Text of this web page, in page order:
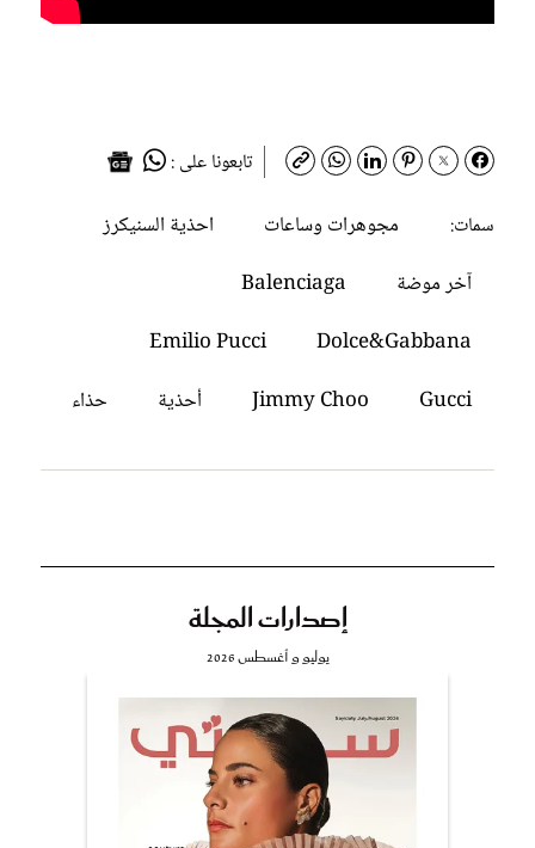
تابعونا على :
سمات:
مجوهرات وساعات
احذية السنيكرز
آخر موضة
Balenciaga
Dolce&Gabbana
Emilio Pucci
Gucci
Jimmy Choo أحذية حذاء
إصدارات المجلة
يوليو و أغسطس 2026